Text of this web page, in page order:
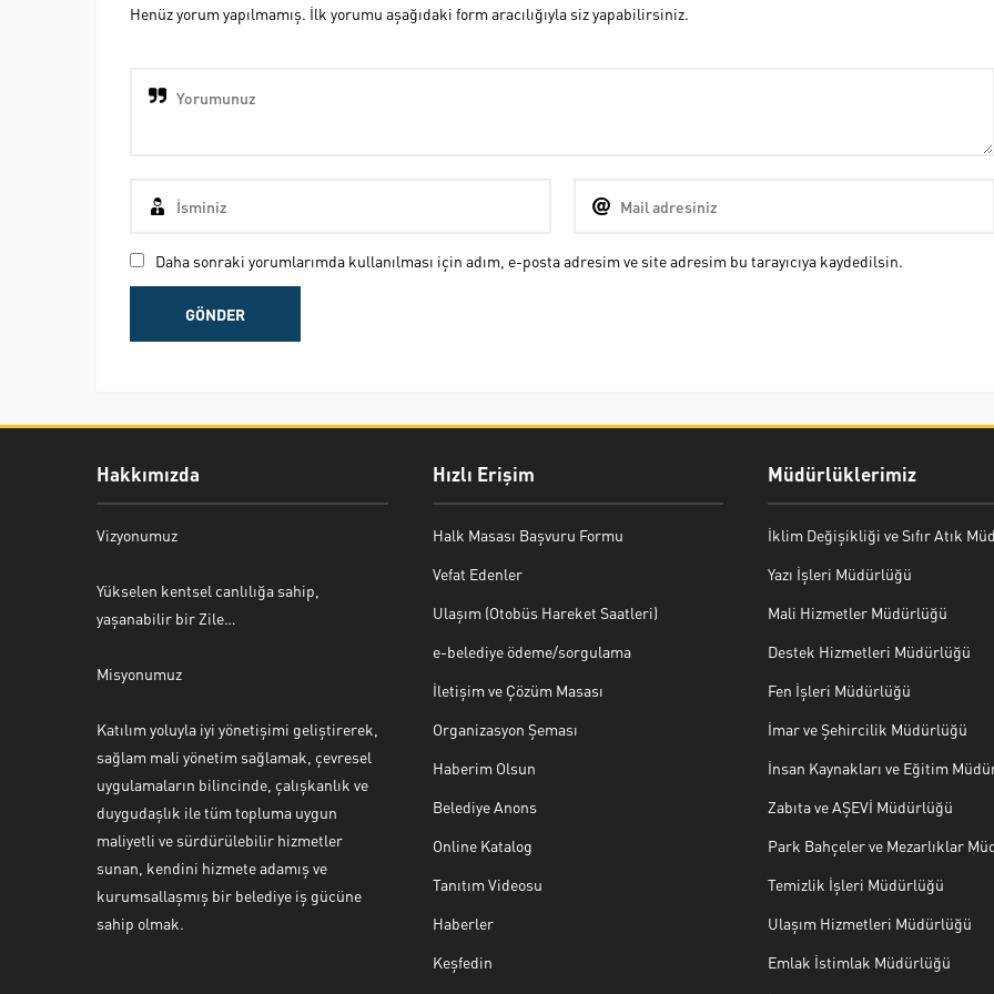
Henüz yorum yapılmamış. İlk yorumu aşağıdaki form aracılığıyla siz yapabilirsiniz.
Daha sonraki yorumlarımda kullanılması için adım, e-posta adresim ve site adresim bu tarayıcıya kaydedilsin.
Hakkımızda
Vizyonumuz
Yükselen kentsel canlılığa sahip,
yaşanabilir bir Zile…
Misyonumuz
Katılım yoluyla iyi yönetişimi geliştirerek,
sağlam mali yönetim sağlamak, çevresel
uygulamaların bilincinde, çalışkanlık ve
duygudaşlık ile tüm topluma uygun
maliyetli ve sürdürülebilir hizmetler
sunan, kendini hizmete adamış ve
kurumsallaşmış bir belediye iş gücüne
sahip olmak.
Hızlı Erişim
Halk Masası Başvuru Formu
Vefat Edenler
Ulaşım (Otobüs Hareket Saatleri)
e-belediye ödeme/sorgulama
İletişim ve Çözüm Masası
Organizasyon Şeması
Haberim Olsun
Belediye Anons
Online Katalog
Tanıtım Videosu
Haberler
Keşfedin
Müdürlüklerimiz
İklim Değişikliği ve Sıfır Atık
Yazı İşleri Müdürlüğü
Mali Hizmetler Müdürlüğü
Destek Hizmetleri Müdürlüğü
Fen İşleri Müdürlüğü
İmar ve Şehircilik Müdürlüğü
İnsan Kaynakları ve Eğitim
Zabıta ve AŞEVİ Müdürlüğü
Park Bahçeler ve Mezarlıklar
Temizlik İşleri Müdürlüğü
Ulaşım Hizmetleri Müdürlüğü
Emlak İstimlak Müdürlüğü